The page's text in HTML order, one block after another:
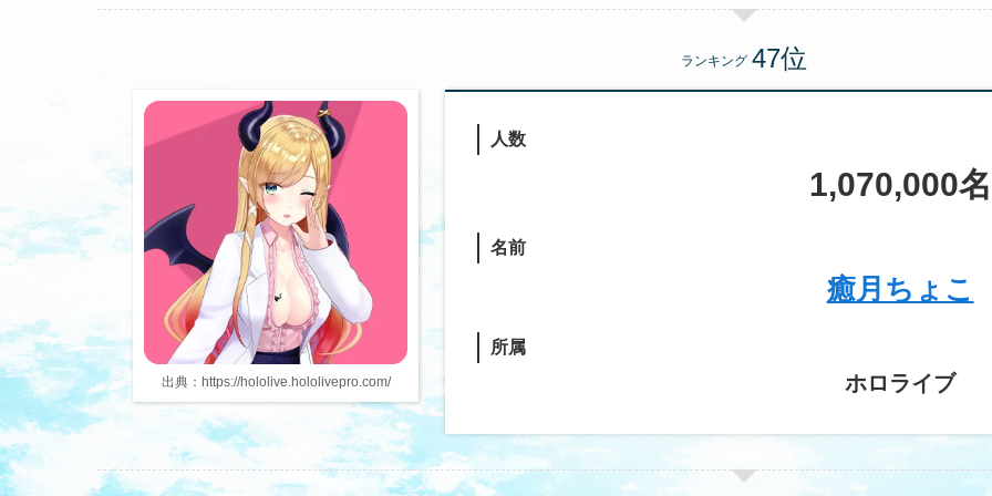
ランキング
出典：https://hololive.hololivepro.com/
人数
1,070,000名
名前
癒月ちょこ
所属
ホロライブ